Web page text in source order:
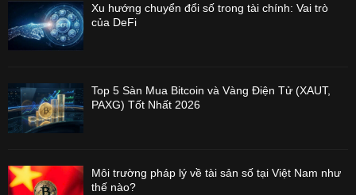
Xu hướng chuyển đổi số trong tài chính: Vai trò
của DeFi
Top 5 Sàn Mua Bitcoin và Vàng Điện Tử (XAUT,
PAXG) Tốt Nhất 2026
Môi trường pháp lý về tài sản số tại Việt Nam như
thế nào?